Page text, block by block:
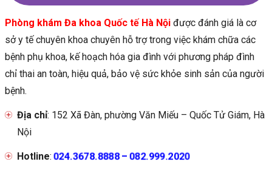
Phòng khám Đa khoa Quốc tế Hà Nội được đánh giá là cơ
sở y tế chuyên khoa chuyên hỗ trợ trong việc khám chữa các
bệnh phụ khoa, kế hoạch hóa gia đình với phương pháp đình
chỉ thai an toàn, hiệu quả, bảo vệ sức khỏe sinh sản của người
bệnh.
Địa chỉ: 152 Xã Đàn, phường Văn Miếu – Quốc Tử Giám, Hà
Nội
Hotline:024.3678.8888–082.999.2020